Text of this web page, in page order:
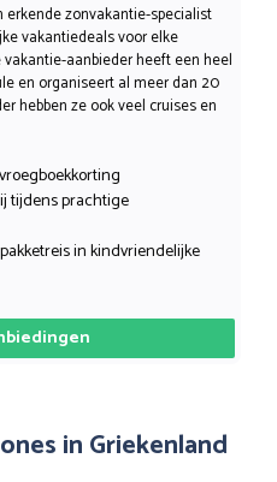
erkende zonvakantie-specialist
vakantiedeals voor elke
vakantie-aanbieder heeft een heel
en organiseert al meer dan 20
hebben ze ook veel cruises en
tijdens prachtige
in kindvriendelijke
in Griekenland